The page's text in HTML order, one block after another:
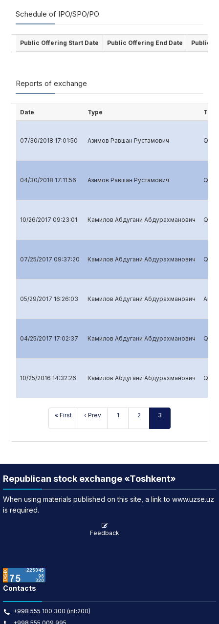
Schedule of IPO/SPO/PO
Public Offering Start Date Public Offering End Date Public
Reports of exchange
Date Type Title
07/30/2018 17:01:50 Азимов Равшан Рустамович
04/30/2018 17:11:56 Азимов Равшан Рустамович
10/26/2017 09:23:01 Камилов Абдугани Абдурахманович
07/25/2017 09:37:20 Камилов Абдугани Абдурахманович
05/29/2017 16:26:03 Камилов Абдугани Абдурахманович
04/25/2017 17:02:37 Камилов Абдугани Абдурахманович
10/25/2016 14:32:26 Камилов Абдугани Абдурахманович
« First ‹ Prev 1 2 3
Republican stock exchange «Toshkent»
When using materials published on this site, a link to www.uzse.uz
is required.
Feedback
Contacts
+998 555 100 300 (int:200)